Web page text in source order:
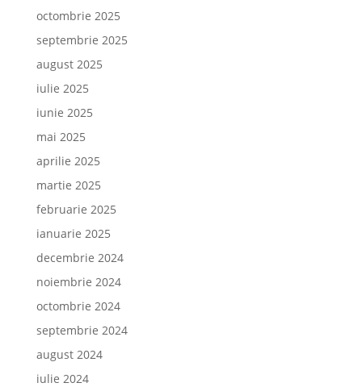
octombrie 2025
septembrie 2025
august 2025
iulie 2025
iunie 2025
mai 2025
aprilie 2025
martie 2025
februarie 2025
ianuarie 2025
decembrie 2024
noiembrie 2024
octombrie 2024
septembrie 2024
august 2024
iulie 2024